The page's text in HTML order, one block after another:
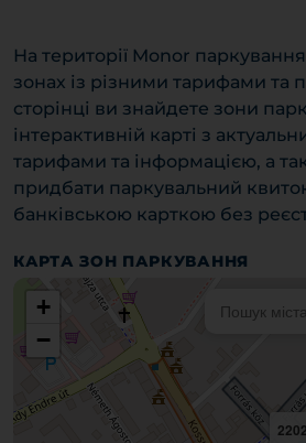
На території Monor паркування
зонах із різними тарифами та
сторінці ви знайдете зони
інтерактивній карті з
тарифами та інформацією, а
придбати паркувальний
банківською карткою без
КАРТА ЗОН ПАРКУВАННЯ
2202
+
−